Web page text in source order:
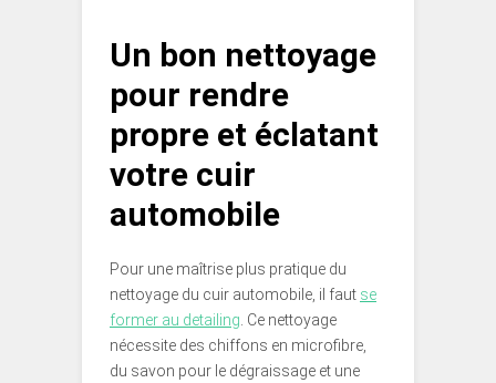
Un bon nettoyage
pour rendre
propre et éclatant
votre cuir
automobile
Pour une maîtrise plus pratique du
nettoyage du cuir automobile, il faut se
former au detailing . Ce nettoyage
nécessite des chiffons en microfibre,
du savon pour le dégraissage et une